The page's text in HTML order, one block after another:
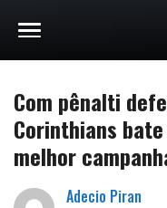
Com pênalti
Corinthians
melhor
Adecio Piran